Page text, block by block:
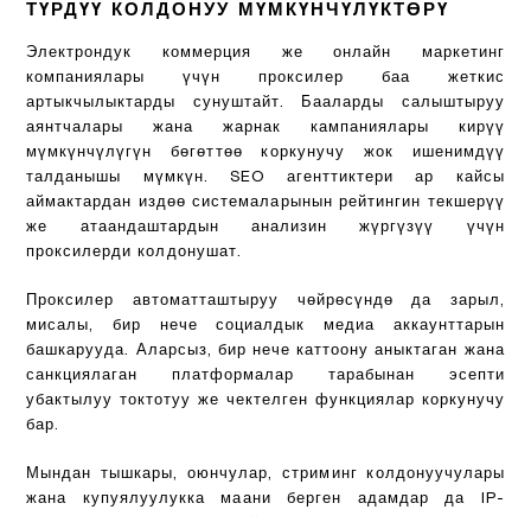
ТҮРДҮҮ КОЛДОНУУ МҮМКҮНЧҮЛҮКТӨРҮ
Электрондук коммерция же онлайн маркетинг
компаниялары үчүн проксилер баа жеткис
артыкчылыктарды сунуштайт. Бааларды салыштыруу
аянтчалары жана жарнак кампаниялары кирүү
мүмкүнчүлүгүн бөгөттөө коркунучу жок ишенимдүү
талданышы мүмкүн. SEO агенттиктери ар кайсы
аймактардан издөө системаларынын рейтингин текшерүү
же атаандаштардын анализин жүргүзүү үчүн
проксилерди колдонушат.
Проксилер автоматташтыруу чөйрөсүндө да зарыл,
мисалы, бир нече социалдык медиа аккаунттарын
башкарууда. Аларсыз, бир нече каттоону аныктаган жана
санкциялаган платформалар тарабынан эсепти
убактылуу токтотуу же чектелген функциялар коркунучу
бар.
Мындан тышкары, оюнчулар, стриминг колдонуучулары
жана купуялуулукка маани берген адамдар да IP-